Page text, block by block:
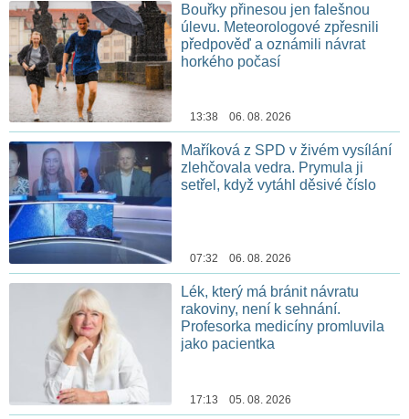
Bouřky přinesou jen falešnou
úlevu. Meteorologové zpřesnili
předpověď a oznámili návrat
horkého počasí
13:38 06. 08. 2026
Maříková z SPD v živém vysílání
zlehčovala vedra. Prymula ji
setřel, když vytáhl děsivé číslo
07:32 06. 08. 2026
Lék, který má bránit návratu
rakoviny, není k sehnání.
Profesorka medicíny promluvila
jako pacientka
17:13 05. 08. 2026